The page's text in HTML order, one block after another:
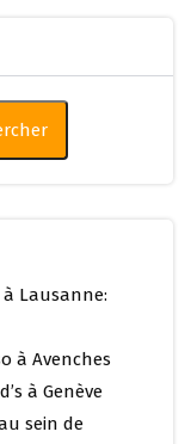
Lausanne:
à Avenches
à Genève
sein de